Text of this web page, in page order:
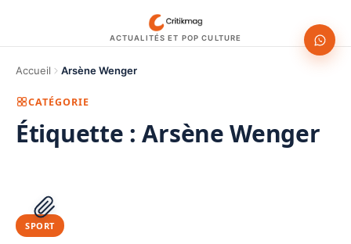
ACTUALITÉS ET POP CULTURE
Accueil Arsène Wenger
CATÉGORIE
Étiquette :Arsène Wenger
PUBLICITÉ
SPORT